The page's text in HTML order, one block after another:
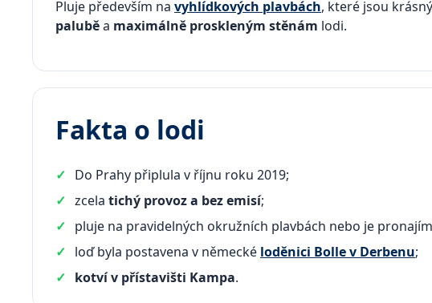
Pluje především na vyhlídkových plavbách, které jsou
paluběa maximálně proskleným stěnám lodi.
Fakta o lodi
Do Prahy připlula v říjnu roku 2019;
zcela tichý provoz a bez emisí;
pluje na pravidelných okružních plavbách nebo je
loď byla postavena v německé loděnici Bolle v Derbenu;
kotví v přístavišti Kampa.